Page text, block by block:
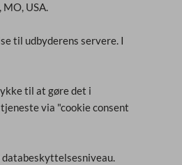
USA.
til udbyderens servere. I
til at gøre det i
via "cookie consent